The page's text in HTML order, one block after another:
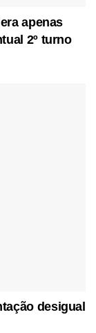
apenas
2º turno
desigual